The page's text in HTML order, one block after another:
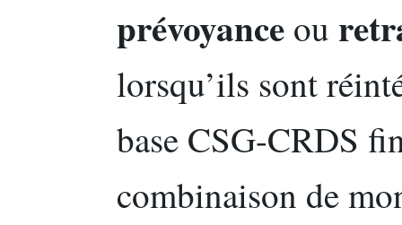
prévoyance ou
lorsqu’ils sont
base CSG-CRDS
combinaison de